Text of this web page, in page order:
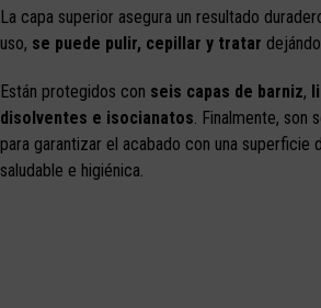
La capa superior asegura un resultado
uso, se puede pulir, cepillar y tratar
Están protegidos con seis capas de barniz,
disolventes e isocianatos. Finalmente, son
para garantizar el acabado con una superficie
saludable e higiénica.